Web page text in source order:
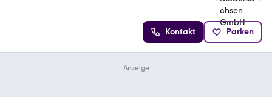
Kontakt Parken